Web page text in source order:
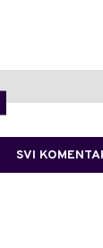
SVI